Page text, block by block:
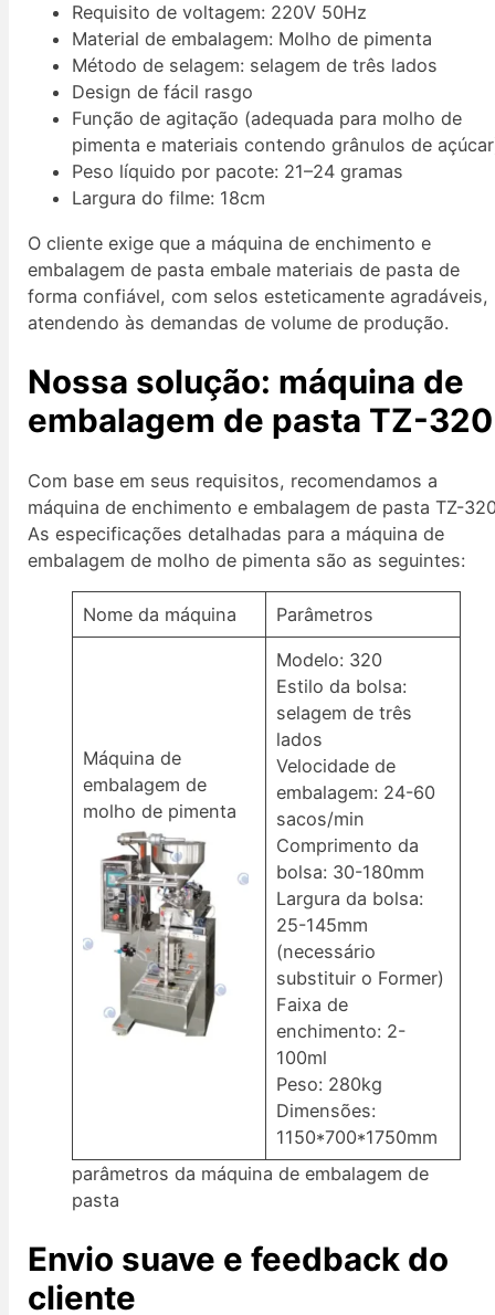
Requisito de voltagem: 220V 50Hz
Material de embalagem: Molho de pimenta
Método de selagem: selagem de três lados
Design de fácil rasgo
Função de agitação (adequada para molho de
pimenta e materiais contendo grânulos de
Peso líquido por pacote: 21–24 gramas
Largura do filme: 18cm
O cliente exige que a máquina de enchimento e
embalagem de pasta embale materiais de pasta de
forma confiável, com selos esteticamente agradáveis,
atendendo às demandas de volume de produção.
Nossa solução: máquina de
embalagem de pasta TZ-320
Com base em seus requisitos, recomendamos a
máquina de enchimento e embalagem de pasta TZ-
As especificações detalhadas para a máquina de
embalagem de molho de pimenta são as seguintes:
Nome da máquina Parâmetros
Máquina de
embalagem de
molho de pimenta
Modelo: 320
Estilo da bolsa:
selagem de três
lados
Velocidade de
embalagem: 24-60
sacos/min
Comprimento da
bolsa: 30-180mm
Largura da bolsa:
25-145mm
(necessário
substituir o Former)
Faixa de
enchimento: 2-
100ml
Peso: 280kg
Dimensões:
1150*700*1750mm
parâmetros da máquina de embalagem de
pasta
Envio suave e feedback do
cliente